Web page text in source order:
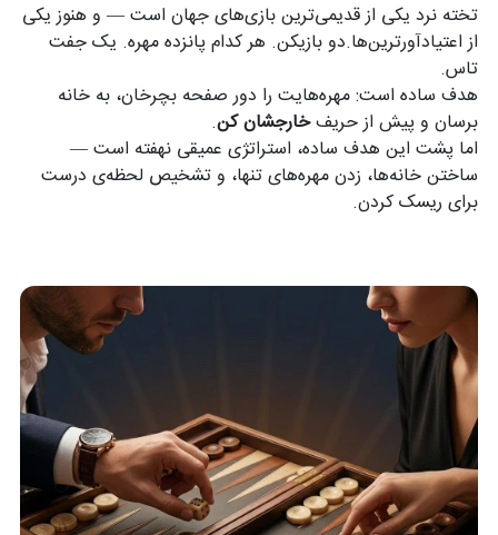
تخته نرد یکی از قدیمی‌ترین بازی‌های جهان است — و هنوز یکی
از اعتیادآورترین‌ها.دو بازیکن. هر کدام پانزده مهره. یک جفت
تاس.
هدف ساده است: مهره‌هایت را دور صفحه بچرخان، به خانه
برسان و پیش از حریفخارجشان کن.
اما پشت این هدف ساده، استراتژی عمیقی نهفته است —
ساختن خانه‌ها، زدن مهره‌های تنها، و تشخیص لحظه‌ی درست
برای ریسک کردن.